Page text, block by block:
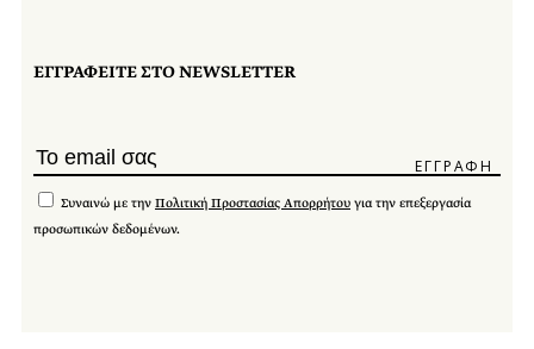
ΕΓΓΡΑΦΕΙΤΕ ΣΤΟ NEWSLETTER
Συναινώ με την Πολιτική Προστασίας Απορρήτου για την επεξεργασία
προσωπικών δεδομένων.